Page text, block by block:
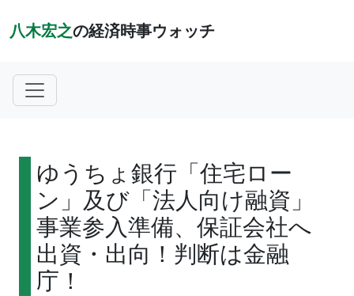
八木宏之の経済時事ウォッチ
ゆうちょ銀行「住宅ロー
ン」及び「法人向け融資」
事業参入準備、保証会社へ
出資・出向！判断は金融
庁！